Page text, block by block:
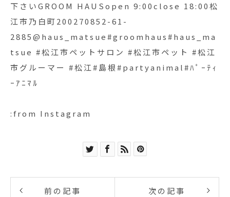
下さいGROOM HAUSopen 9:00close 18:00松
江市乃白町200270852-61-
2885@haus_matsue#groomhaus#haus_ma
tsue #松江市ペットサロン #松江市ペット #松江
市グルーマー #松江#島根#partyanimal#ﾊﾟｰﾃｨ
ｰｱﾆﾏﾙ
:from Instagram
前の記事 次の記事